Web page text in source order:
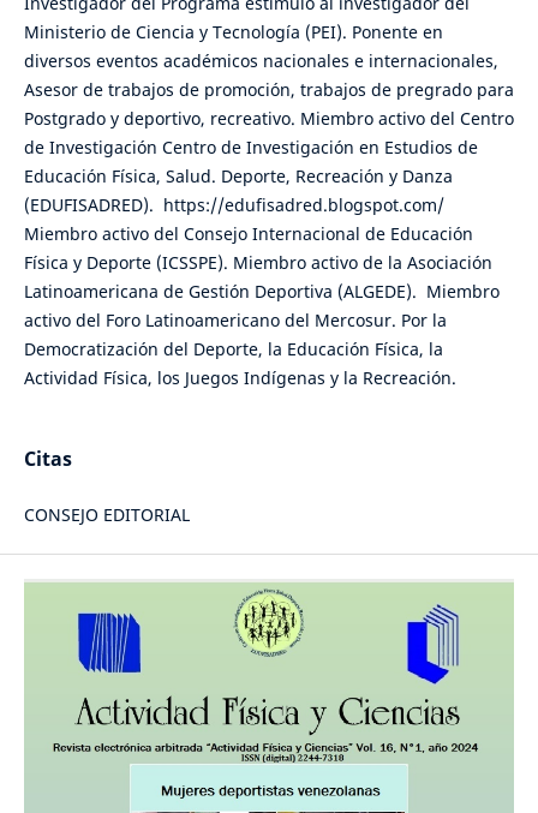
Ministerio de Ciencia y Tecnología (PEI). Ponente en
diversos eventos académicos nacionales e internacionales,
Asesor de trabajos de promoción, trabajos de pregrado para
Postgrado y deportivo, recreativo. Miembro activo del Centro
de Investigación Centro de Investigación en Estudios de
Educación Física, Salud. Deporte, Recreación y Danza
(EDUFISADRED). https://edufisadred.blogspot.com/
Miembro activo del Consejo Internacional de Educación
Física y Deporte (ICSSPE). Miembro activo de la Asociación
Latinoamericana de Gestión Deportiva (ALGEDE). Miembro
activo del Foro Latinoamericano del Mercosur. Por la
Democratización del Deporte, la Educación Física, la
Actividad Física, los Juegos Indígenas y la Recreación.
Citas
CONSEJO EDITORIAL